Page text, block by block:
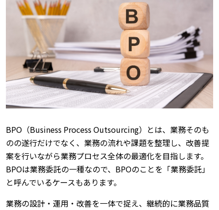
BPO（Business Process Outsourcing）とは、業務そのも
のの遂行だけでなく、業務の流れや課題を整理し、改善提
案を行いながら業務プロセス全体の最適化を目指します。
BPOは業務委託の一種なので、BPOのことを「業務委託」
と呼んでいるケースもあります。
業務の設計・運用・改善を一体で捉え、継続的に業務品質